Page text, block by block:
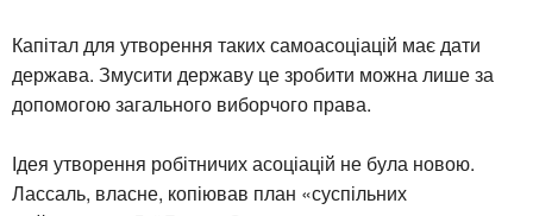
Капітал для утворення таких самоасоціацій має дати
держава. Змусити державу це зробити можна лише за
допомогою загального виборчого права.
Ідея утворення робітничих асоціацій не була новою.
Лассаль, власне, копіював план «суспільних